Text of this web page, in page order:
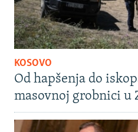
KOSOVO
Od hapšenja do
masovnoj grobnici u